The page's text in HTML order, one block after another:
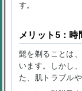
す。
メリット5：時
髭を剃ることは
います。しかし
た、肌トラブル